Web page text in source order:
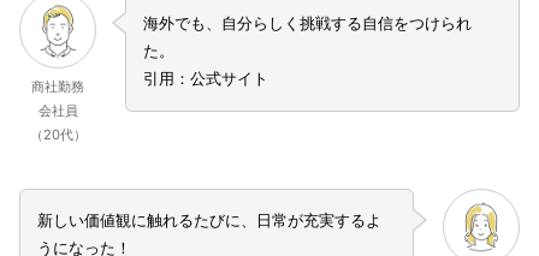
商社勤務
会社員
（20代）
海外でも、自分らしく挑戦する自信をつけられ
た。
引用：公式サイト
新しい価値観に触れるたびに、日常が充実するよ
うになった！